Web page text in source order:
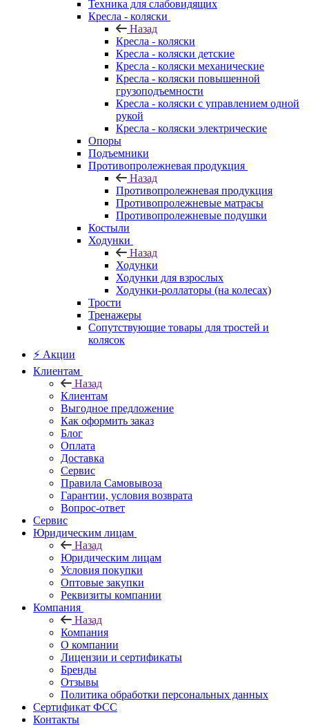
Техника для слабовидящих
Кресла - коляски
Назад
Кресла - коляски
Кресла - коляски детские
Кресла - коляски механические
Кресла - коляски повышенной
грузоподъемности
Кресла - коляски с управлением одной
рукой
Кресла - коляски электрические
Опоры
Подъемники
Противопролежневая продукция
Назад
Противопролежневая продукция
Противопролежневые матрасы
Противопролежневые подушки
Костыли
Ходунки
Назад
Ходунки
Ходунки для взрослых
Ходунки-роллаторы (на колесах)
Трости
Тренажеры
Сопутствующие товары для тростей и
колясок
⚡ Акции
Клиентам
Назад
Клиентам
Выгодное предложение
Как оформить заказ
Блог
Оплата
Доставка
Сервис
Правила Самовывоза
Гарантии, условия возврата
Вопрос-ответ
Сервис
Юридическим лицам
Назад
Юридическим лицам
Условия покупки
Оптовые закупки
Реквизиты компании
Компания
Назад
Компания
О компании
Лицензии и сертификаты
Бренды
Отзывы
Политика обработки персональных данных
Сертификат ФСС
Контакты